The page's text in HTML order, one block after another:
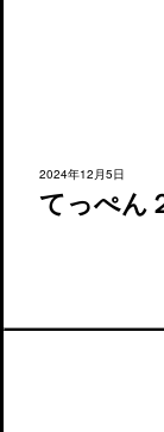
2024年12月5日
てっぺん